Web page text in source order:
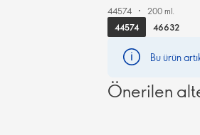
44574
200 ml.
44574
46632
Bu ürün
Önerilen